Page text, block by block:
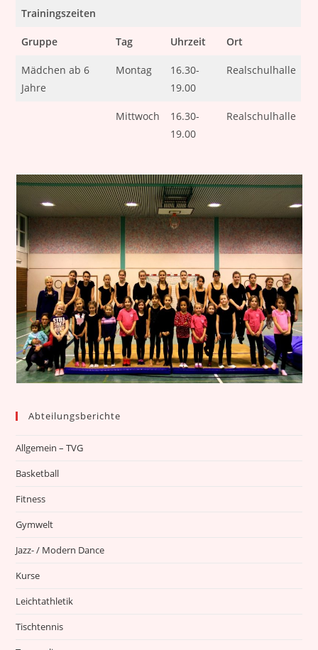
Trainingszeiten
Gruppe Tag Uhrzeit Ort
Mädchen ab 6
Jahre
Montag
16.30-
19.00
Realschulhalle
Mittwoch
16.30-
19.00
Realschulhalle
Abteilungsberichte
Allgemein – TVG
Basketball
Fitness
Gymwelt
Jazz- / Modern Dance
Kurse
Leichtathletik
Tischtennis